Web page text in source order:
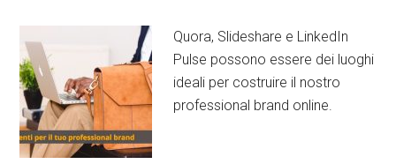
Quora, Slideshare e LinkedIn
Pulse possono essere dei luoghi
ideali per costruire il nostro
professional brand online.